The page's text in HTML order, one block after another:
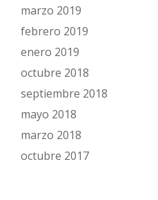
marzo 2019
febrero 2019
enero 2019
octubre 2018
septiembre 2018
mayo 2018
marzo 2018
octubre 2017